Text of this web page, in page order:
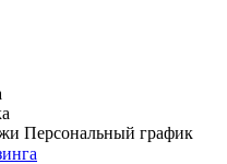
Персональный график